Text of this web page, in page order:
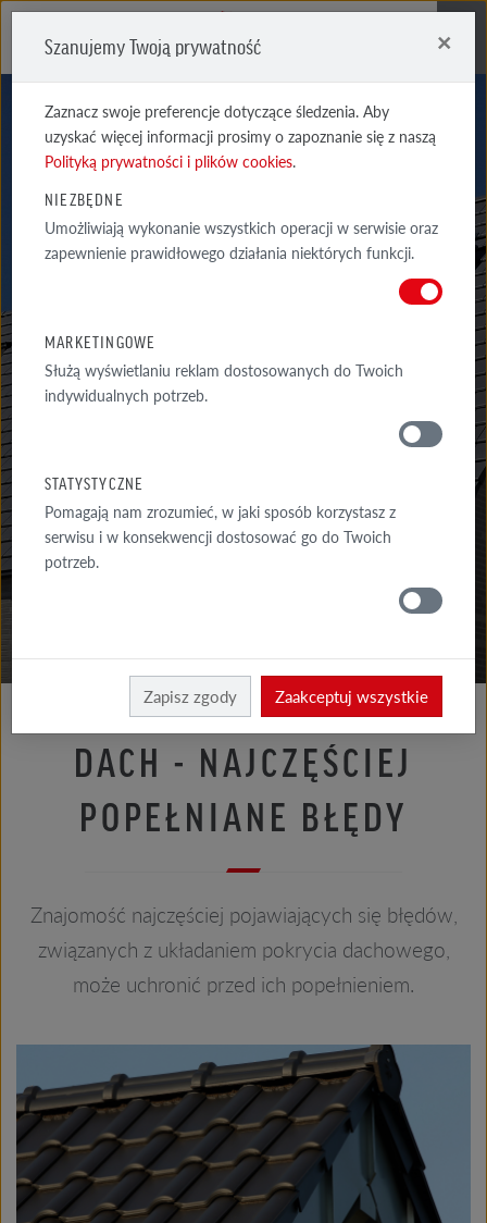
PORADY
DEKARZA
DLATEGO ZEBRALIŚMY DLA CIEBIE PORADY DEKARZA ORAZ
PORADY
ELEWACJA
DACH - NAJCZĘŚCIEJ
POPEŁNIANE BŁĘDY
Znajomość najczęściej pojawiających się błędów,
związanych z układaniem pokrycia dachowego,
może uchronić przed ich popełnieniem.
Szanujemy Twoją prywatność ×
Zaznacz swoje preferencje dotyczące śledzenia. Aby
uzyskać więcej informacji prosimy o zapoznanie się z naszą
Polityką prywatności i plików cookies.
NIEZBĘDNE
Umożliwiają wykonanie wszystkich operacji w serwisie oraz
zapewnienie prawidłowego działania niektórych funkcji.
MARKETINGOWE
Służą wyświetlaniu reklam dostosowanych do Twoich
indywidualnych potrzeb.
STATYSTYCZNE
Pomagają nam zrozumieć, w jaki sposób korzystasz z
serwisu i w konsekwencji dostosować go do Twoich
potrzeb.
Zapisz zgody Zaakceptuj wszystkie